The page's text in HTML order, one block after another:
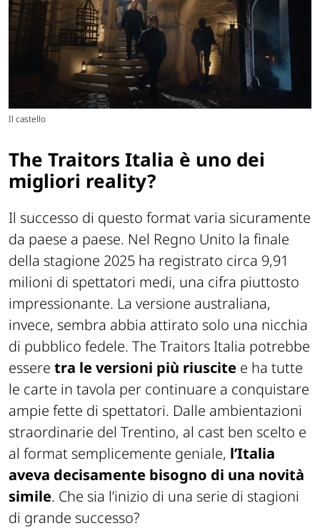
Il castello
The Traitors Italia è uno dei
migliori reality?
Il successo di questo format varia sicuramente
da paese a paese. Nel Regno Unito la finale
della stagione 2025 ha registrato circa 9,91
milioni di spettatori medi, una cifra piuttosto
impressionante. La versione australiana,
invece, sembra abbia attirato solo una nicchia
di pubblico fedele. The Traitors Italia potrebbe
essere tra le versioni più riuscite e ha tutte
le carte in tavola per continuare a conquistare
ampie fette di spettatori. Dalle ambientazioni
straordinarie del Trentino, al cast ben scelto e
al format semplicemente geniale, l’Italia
aveva decisamente bisogno di una novità
simile. Che sia l’inizio di una serie di stagioni
di grande successo?